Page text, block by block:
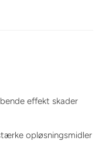
effekt skader
opløsningsmidler